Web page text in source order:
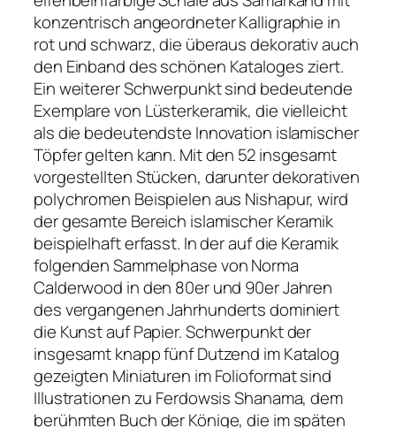
konzentrisch angeordneter Kalligraphie in
rot und schwarz, die überaus dekorativ auch
den Einband des schönen Kataloges ziert.
Ein weiterer Schwerpunkt sind bedeutende
Exemplare von Lüsterkeramik, die vielleicht
als die bedeutendste Innovation islamischer
Töpfer gelten kann. Mit den 52 insgesamt
vorgestellten Stücken, darunter dekorativen
polychromen Beispielen aus Nishapur, wird
der gesamte Bereich islamischer Keramik
beispielhaft erfasst. In der auf die Keramik
folgenden Sammelphase von Norma
Calderwood in den 80er und 90er Jahren
des vergangenen Jahrhunderts dominiert
die Kunst auf Papier. Schwerpunkt der
insgesamt knapp fünf Dutzend im Katalog
gezeigten Miniaturen im Folioformat sind
Illustrationen zu Ferdowsis Shanama, dem
berühmten Buch der Könige, die im späten